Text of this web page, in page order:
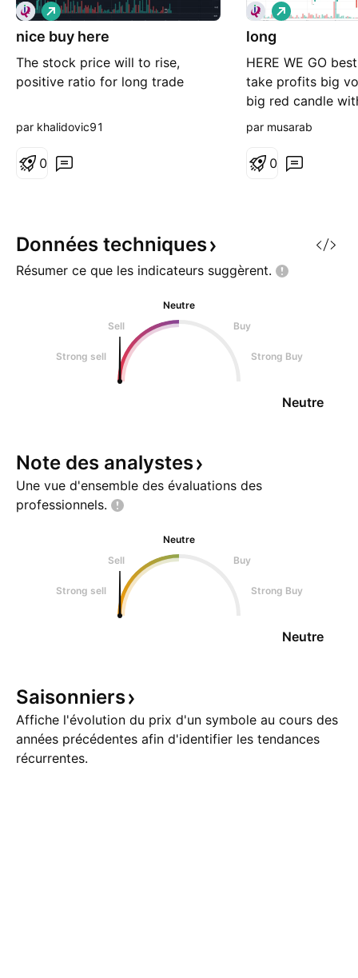
nice buy here
The stock price will to rise,
positive ratio for long trade
L
o
n
par khalidovic91
0
long
HERE WE GO
take profits big
big red candle
candle stick that
its a sign of a
L
o
n
g
par musarab
0
Données techniques
Résumer ce que les indicateurs suggèrent.
Neutre
Sell
Buy
Strong sell Strong Buy
Neutre
Note des analystes
Une vue d'ensemble des évaluations des
professionnels.
Neutre
Sell
Buy
Strong sell Strong Buy
Neutre
Saisonniers
Affiche l'évolution du prix d'un symbole au cours des
années précédentes afin d'identifier les tendances
récurrentes.